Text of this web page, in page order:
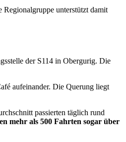
unterstützt damit
der S114 in Obergurig. Die
aufeinander. Die Querung liegt
passierten täglich rund
mehr als 500 Fahrten sogar über